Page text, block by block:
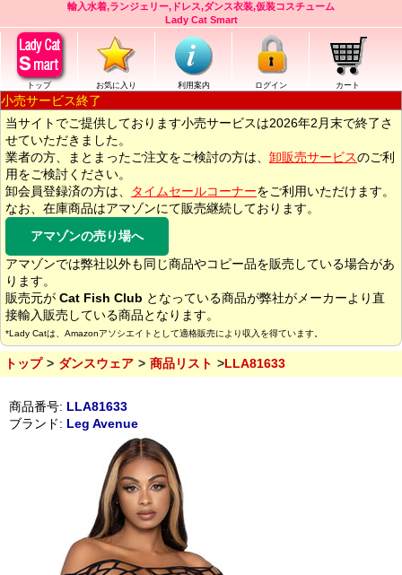
輸入水着,ランジェリー,ドレス,ダンス衣装,仮装コスチューム
Lady Cat Smart
トップ お気に入り 利用案内 ログイン カート
小売サービス終了
当サイトでご提供しております小売サービスは2026年2月末で終了さ
せていただきました。
業者の方、まとまったご注文をご検討の方は、 卸販売サービスのご利
用をご検討ください。
卸会員登録済の方は、
タイムセールコーナーをご利用いただけます。
なお、在庫商品はアマゾンにて販売継続しております。
アマゾンの売り場へ
アマゾンでは弊社以外も同じ商品やコピー品を販売している場合があ
ります。
販売元が Cat Fish Club となっている商品が弊社がメーカーより直
接輸入販売している商品となります。
*Lady Catは、Amazonアソシエイトとして適格販売により収入を得ています。
トップ ダンスウェア 商品リスト LLA81633
商品番号: LLA81633
ブランド: Leg Avenue